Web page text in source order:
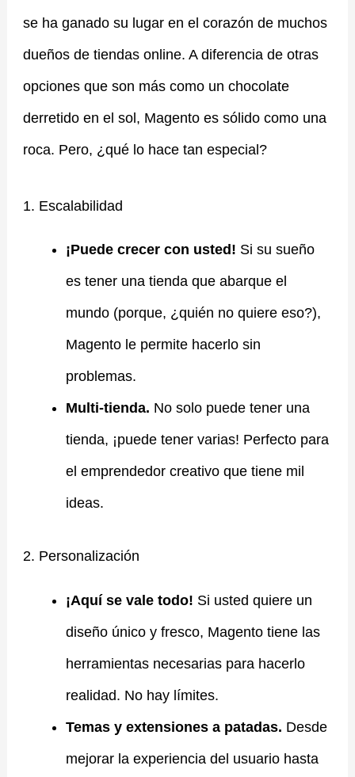
se ha ganado su lugar en el corazón de muchos
dueños de tiendas online. A diferencia de otras
opciones que son más como un chocolate
derretido en el sol, Magento es sólido como una
roca. Pero, ¿qué lo hace tan especial?
1. Escalabilidad
¡Puede crecer con usted! Si su sueño
es tener una tienda que abarque el
mundo (porque, ¿quién no quiere eso?),
Magento le permite hacerlo sin
problemas.
Multi-tienda. No solo puede tener una
tienda, ¡puede tener varias! Perfecto para
el emprendedor creativo que tiene mil
ideas.
2. Personalización
¡Aquí se vale todo! Si usted quiere un
diseño único y fresco, Magento tiene las
herramientas necesarias para hacerlo
realidad. No hay límites.
Temas y extensiones a patadas. Desde
mejorar la experiencia del usuario hasta